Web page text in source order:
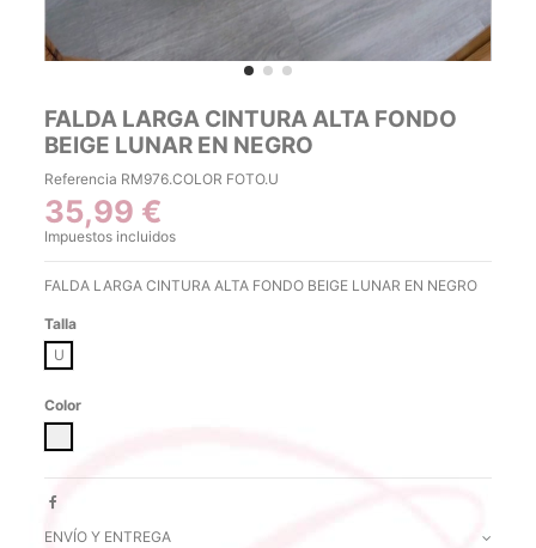
FALDA LARGA CINTURA ALTA FONDO
BEIGE LUNAR EN NEGRO
Referencia RM976.COLOR FOTO.U
35,99 €
Impuestos incluidos
FALDA LARGA CINTURA ALTA FONDO BEIGE LUNAR EN NEGRO
Talla
U
Color
ENVÍO Y ENTREGA